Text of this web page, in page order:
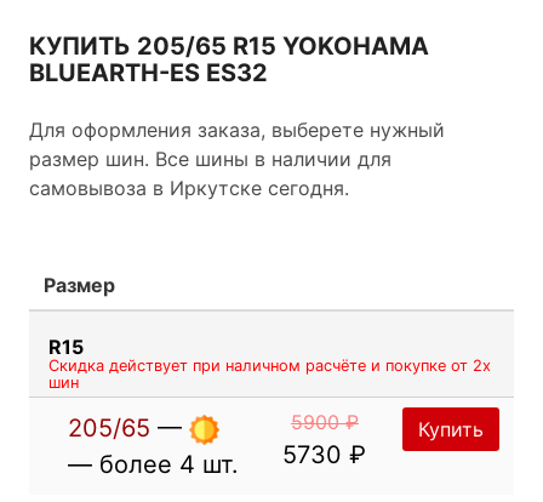
оптимальное поведение автомобиля на дороге.
КУПИТЬ 205/65 R15 YOKOHAMA
BLUEARTH-ES ES32
Для оформления заказа, выберете нужный
размер шин. Все шины в наличии для
самовывоза в Иркутске сегодня.
Размер
R15
Скидка действует при наличном расчёте и покупке от 2х
шин
205/65 —
— более 4 шт.
5900 ₽
5730 ₽
Купить